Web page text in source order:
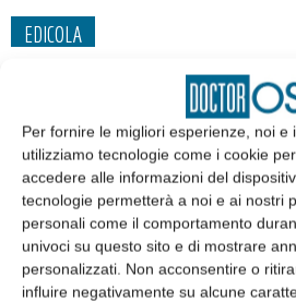
Per fornire le migliori esperienze, noi e
utilizziamo tecnologie come i cookie
accedere alle informazioni del
tecnologie permetterà a noi e ai nostri
personali come il comportamento
univoci su questo sito e di mostrare
personalizzati. Non acconsentire o
influire negativamente su alcune
EDICOLA